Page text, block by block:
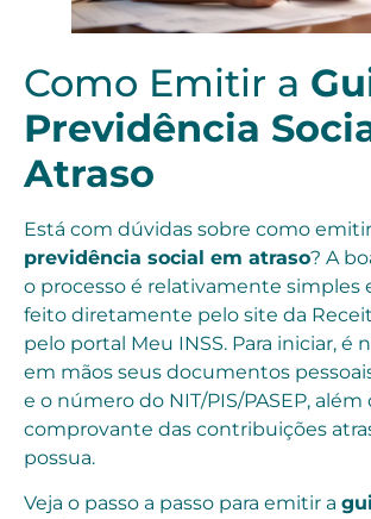
Como Emitir a
Previdência
Atraso
Está com dúvidas sobre como
previdência social em atraso? A
o processo é relativamente simples
feito diretamente pelo site da
pelo portal Meu INSS. Para iniciar, é
em mãos seus documentos
e o número do NIT/PIS/PASEP, além
comprovante das contribuições
possua.
Veja o passo a passo para emitir a